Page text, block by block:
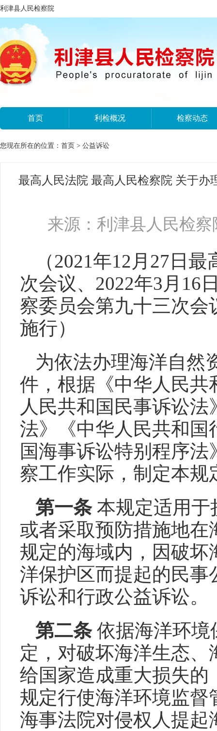
利津县人民检察院
首页 利检概况 检察动态
您现在所在的位置： 首页 > 公益诉讼
最高人民法院 最高人民检察院 关于
来源：利津县人民检察
（2021年12月27日
次会议、2022年3月16
察委员会第九十三次会
施行）
为依法办理海洋自然
件，根据《中华人民
人民共和国民事诉讼
法》《中华人民共和
国海事诉讼特别程序
察工作实际，制定本规
第一条本规定适用于
或者采取预防措施地
规定的海域内，因破
洋保护区而提起的民
诉讼和行政公益诉讼。
第二条依据海洋环境
定，对破坏海洋生态
给国家造成重大损失
规定行使海洋环境监
海事法院对侵权人提